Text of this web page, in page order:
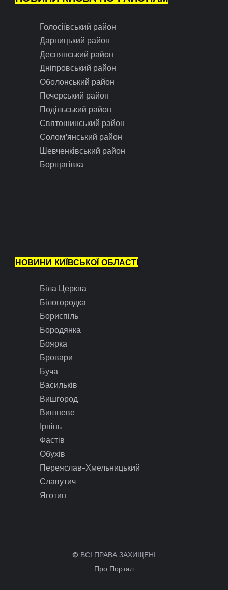
Голосіївський район
Дарницький район
Деснянський район
Дніпровський район
Оболонський район
Печерський район
Подільський район
Святошинський район
Солом’янський район
Шевченківський район
Борщагівка
НОВИНИ КИЇВСЬКОЇ ОБЛАСТІ
Біла Церква
Білогородка
Бориспіль
Бородянка
Боярка
Бровари
Буча
Васильків
Вишгород
Вишневе
Ірпінь
Фастів
Обухів
Переяслав-Хмельницький
Славутич
Яготин
© ВСІ ПРАВА ЗАХИЩЕНІ
Про Портал